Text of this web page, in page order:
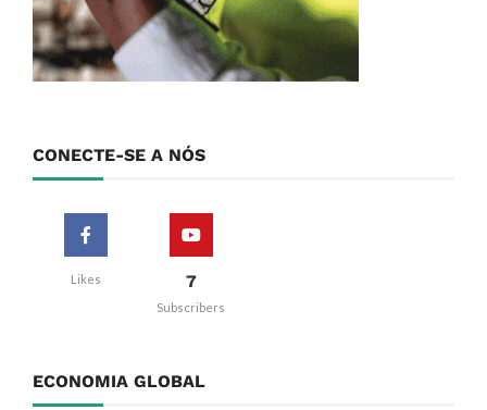
CONECTE-SE A NÓS
Likes 7
Subscribers
ECONOMIA GLOBAL